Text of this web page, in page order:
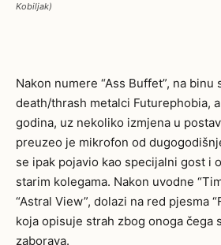
Kobiljak)
Nakon numere “Ass Buffet”, na binu
death/thrash metalci Futurephobia,
godina, uz nekoliko izmjena u
preuzeo je mikrofon od
se ipak pojavio kao specijalni gost i
starim kolegama. Nakon uvodne
“Astral View”, dolazi na red pjesma
koja opisuje strah zbog onoga čega
zaborava.